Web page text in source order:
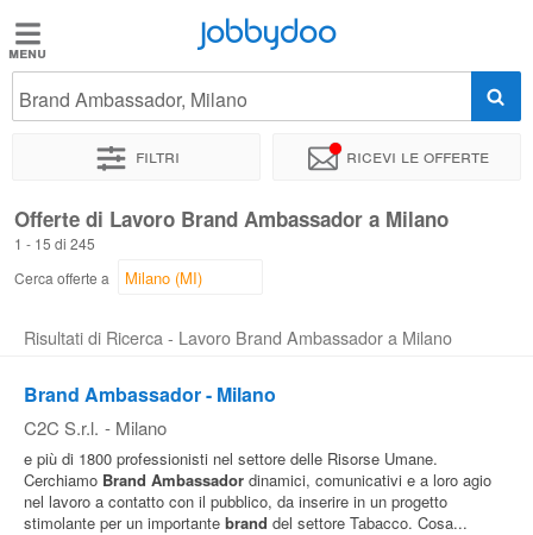
Jobbydoo
Offerte
Stipendi
Elenco
Blog
Jobbydoo
Brand Ambassador, Milano
Filtri Ricevi le offerte
Offerte di Lavoro Brand Ambassador a Milano
1 - 15 di 245
Cerca offerte a
Risultati di Ricerca - Lavoro Brand Ambassador a Milano
Brand Ambassador - Milano
C2C S.r.l. - Milano
e più di 1800 professionisti nel settore delle Risorse Umane.
Cerchiamo Brand Ambassador dinamici, comunicativi e a loro agio
nel lavoro a contatto con il pubblico, da inserire in un progetto
stimolante per un importante brand del settore Tabacco. Cosa...